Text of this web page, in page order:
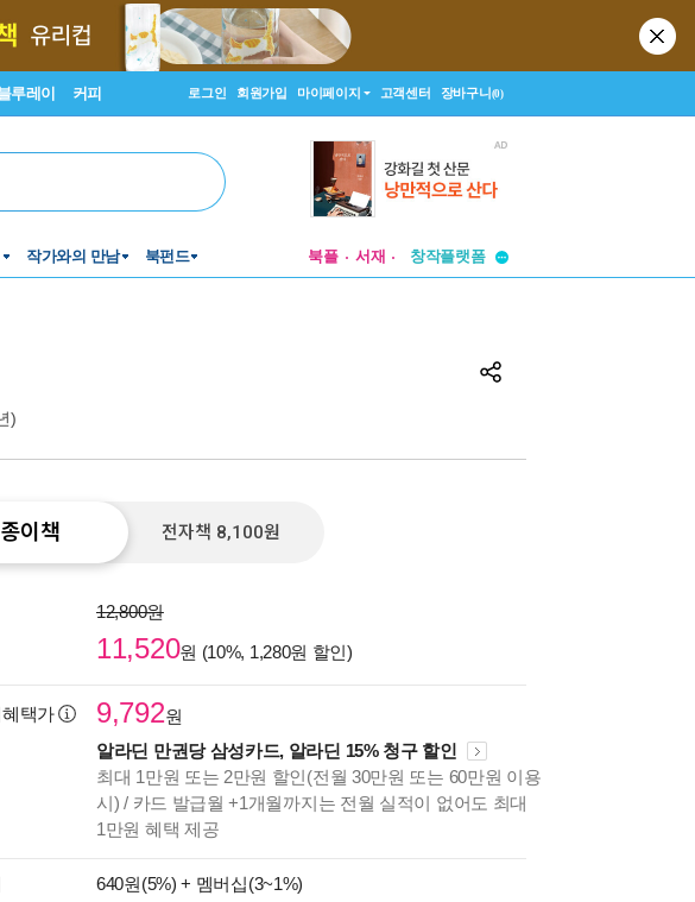
루레이 커피 로그인 회원가입 마이페이지 고객센터 장바구니(0)
작가와의 만남 북펀드 북플 서재
투비컨티뉴드
)
종이책 전자책 8,100원
12,800원
11,520원 (10%, 1,280원 할인)
혜택가 9,792원
알라딘 만권당 삼성카드, 알라딘 15% 청구 할인
최대 1만원 또는 2만원 할인(전월 30만원 또는 60만원 이용
시) / 카드 발급월 +1개월까지는 전월 실적이 없어도 최대
1만원 혜택 제공
640원(5%) + 멤버십(3~1%)